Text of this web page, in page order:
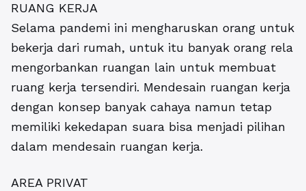
RUANG KERJA
Selama pandemi ini mengharuskan orang untuk
bekerja dari rumah, untuk itu banyak orang rela
mengorbankan ruangan lain untuk membuat
ruang kerja tersendiri. Mendesain ruangan kerja
dengan konsep banyak cahaya namun tetap
memiliki kekedapan suara bisa menjadi pilihan
dalam mendesain ruangan kerja.
AREA PRIVAT